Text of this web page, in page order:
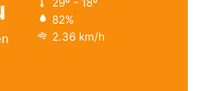
82%
2.36 km/h